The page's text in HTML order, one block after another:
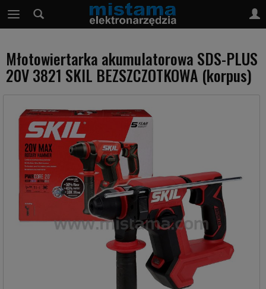
Młotowiertarka akumulatorowa SDS-PLUS
20V 3821 SKIL BEZSZCZOTKOWA (korpus)